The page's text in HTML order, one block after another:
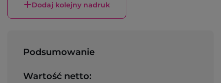
Dodaj kolejny nadruk
Podsumowanie
Wartość netto: